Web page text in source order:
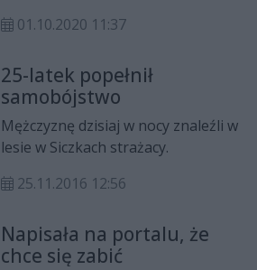
jeszcze w czynnościach
rzecznik Prokuratury Okręgowej w
Radomiu.
01.10.2020 11:37
25-latek popełnił
samobójstwo
Mężczyznę dzisiaj w nocy znaleźli w
lesie w Siczkach strażacy.
25.11.2016 12:56
Napisała na portalu, że
chce się zabić